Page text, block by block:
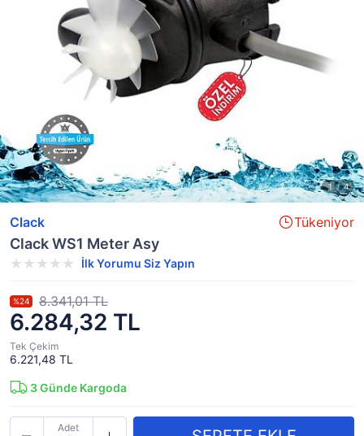
Clack Tükeniyor
Clack WS1 Meter Asy
İlk Yorumu Siz Yapın
6.284,32 TL
%24 8.341,01 TL
Tek Çekim
6.221,48 TL
3Günde Kargoda
Adet